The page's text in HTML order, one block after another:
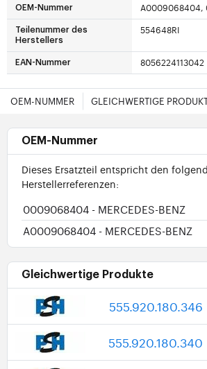
OEM-Nummer A0009068404,
Teilenummer des
Herstellers
554648RI
EAN-Nummer 8056224113042
OEM-NUMMER GLEICHWERTIGE
OEM-Nummer
Dieses Ersatzteil entspricht den
Herstellerreferenzen:
0009068404 - MERCEDES-BENZ
A0009068404 - MERCEDES-BENZ
Gleichwertige Produkte
555.920.180.346
555.920.180.340